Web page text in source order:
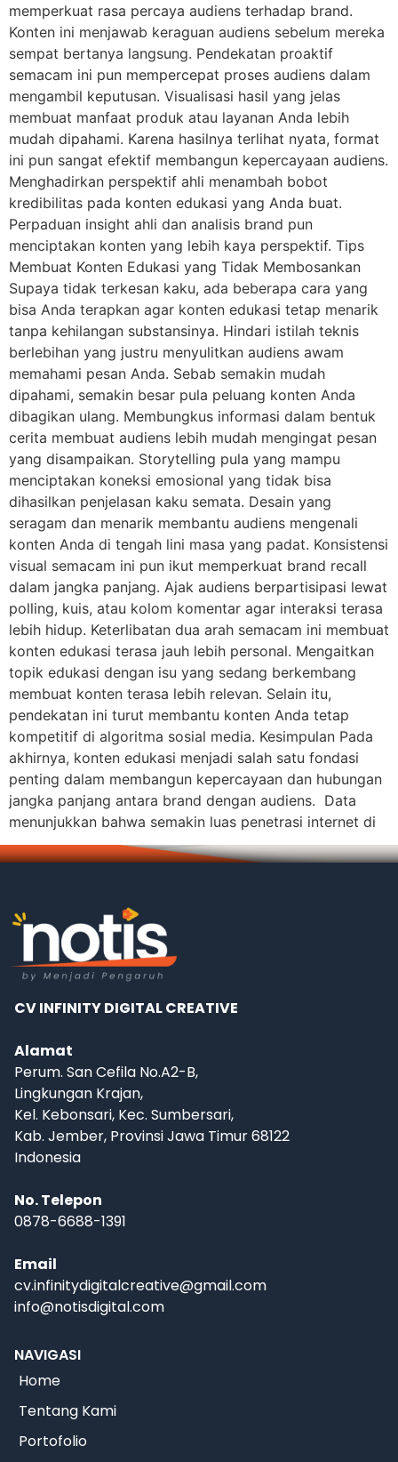
memperkuat rasa percaya audiens terhadap brand.
Konten ini menjawab keraguan audiens sebelum mereka
sempat bertanya langsung. Pendekatan proaktif
semacam ini pun mempercepat proses audiens dalam
mengambil keputusan. Visualisasi hasil yang jelas
membuat manfaat produk atau layanan Anda lebih
mudah dipahami. Karena hasilnya terlihat nyata, format
ini pun sangat efektif membangun kepercayaan audiens.
Menghadirkan perspektif ahli menambah bobot
kredibilitas pada konten edukasi yang Anda buat.
Perpaduan insight ahli dan analisis brand pun
menciptakan konten yang lebih kaya perspektif. Tips
Membuat Konten Edukasi yang Tidak Membosankan
Supaya tidak terkesan kaku, ada beberapa cara yang
bisa Anda terapkan agar konten edukasi tetap menarik
tanpa kehilangan substansinya. Hindari istilah teknis
berlebihan yang justru menyulitkan audiens awam
memahami pesan Anda. Sebab semakin mudah
dipahami, semakin besar pula peluang konten Anda
dibagikan ulang. Membungkus informasi dalam bentuk
cerita membuat audiens lebih mudah mengingat pesan
yang disampaikan. Storytelling pula yang mampu
menciptakan koneksi emosional yang tidak bisa
dihasilkan penjelasan kaku semata. Desain yang
seragam dan menarik membantu audiens mengenali
konten Anda di tengah lini masa yang padat. Konsistensi
visual semacam ini pun ikut memperkuat brand recall
dalam jangka panjang. Ajak audiens berpartisipasi lewat
polling, kuis, atau kolom komentar agar interaksi terasa
lebih hidup. Keterlibatan dua arah semacam ini membuat
konten edukasi terasa jauh lebih personal. Mengaitkan
topik edukasi dengan isu yang sedang berkembang
membuat konten terasa lebih relevan. Selain itu,
pendekatan ini turut membantu konten Anda tetap
kompetitif di algoritma sosial media. Kesimpulan Pada
akhirnya, konten edukasi menjadi salah satu fondasi
penting dalam membangun kepercayaan dan hubungan
jangka panjang antara brand dengan audiens. Data
menunjukkan bahwa semakin luas penetrasi internet di
CV INFINITY DIGITAL CREATIVE
Alamat
Perum. San Cefila No.A2-B,
Lingkungan Krajan,
Kel. Kebonsari, Kec. Sumbersari,
Kab. Jember, Provinsi Jawa Timur 68122
Indonesia
No. Telepon
0878-6688-1391
Email
cv.infinitydigitalcreative@gmail.com
info@notisdigital.com
NAVIGASI
Home
Tentang Kami
Portofolio